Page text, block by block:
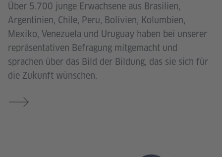
Über 5.700 junge Erwachsene aus Brasilien,
Argentinien, Chile, Peru, Bolivien, Kolumbien,
Mexiko, Venezuela und Uruguay haben bei unserer
repräsentativen Befragung mitgemacht und
sprachen über das Bild der Bildung, das sie sich für
die Zukunft wünschen.